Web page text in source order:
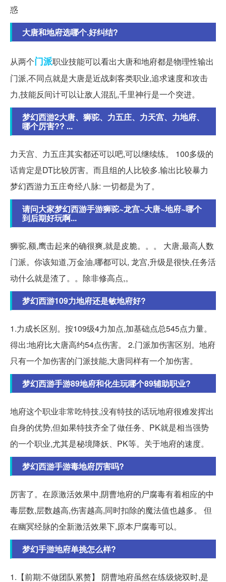
惑
大唐和地府选哪个.好纠结?
从两个门派职业技能可以看出大唐和地府都是物理性输出
门派,不同点就是大唐是近战刺客类职业,追求速度和攻击
力,技能反间计可以让敌人混乱,千里神行是一个突进。
梦幻西游2大唐、狮驼、力五庄、力天宫、力地府、
哪个厉害?? ...
力天宫、力五庄其实都还可以吧,可以继续练。 100多级的
话肯定是DT比较厉害。而且组的人比较多.输出比较暴力
梦幻西游力五庄奇经八脉: 一切都是为了。
请问大家梦幻西游手游狮驼~龙宫~大唐~地府~哪个
到后期好玩啊...
狮驼,额,鹰击起来的确很爽,就是皮脆。。。 大唐,最高人数
门派。你该知道,万金油,哪都可以, 龙宫,升级是很快,任务活
动什么就是渣了。。除非修高点,。
梦幻西游109力地府还是敏地府好?
1.力成长区别。按109级4力加点,加基础点总545点力量。
得出:地府比大唐高约54点伤害。 2.门派加伤害区别。地府
只有一个加伤害的门派技能,大唐同样有一个加伤害。
梦幻西游手游89地府和化生玩哪个89辅助职业?
地府这个职业非常吃特技,没有特技的话玩地府很难发挥出
自身的优势,但如果特技齐全了做任务、PK就是相当强势
的一个职业,尤其是秘境降妖、PK等。关于地府的速度。
梦幻西游手游毒地府厉害吗?
厉害了。在原激活效果中,阴曹地府的尸腐毒有着相应的中
毒层数,层数越高,伤害越高,同时扣除的魔法值也越多。 但
在幽冥经脉的全新激活效果下,原本尸腐毒可以。
梦幻手游地府单挑怎么样?
1.【前期:不做团队累赘】 阴曹地府虽然在练级烧双时,是